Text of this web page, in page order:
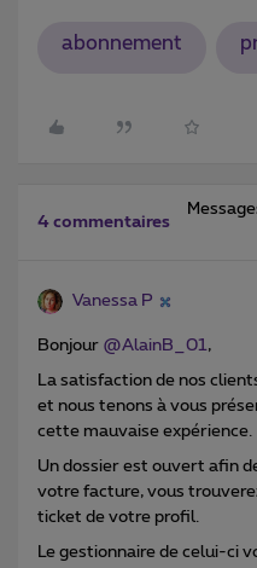
abonnement
4 commentaires
Vanessa P
Bonjour ​ @AlainB_01,
La satisfaction de nos
et nous tenons à vous
cette mauvaise expérience.
Un dossier est ouvert afin
votre facture, vous
ticket de votre profil.
Le gestionnaire de celui-ci